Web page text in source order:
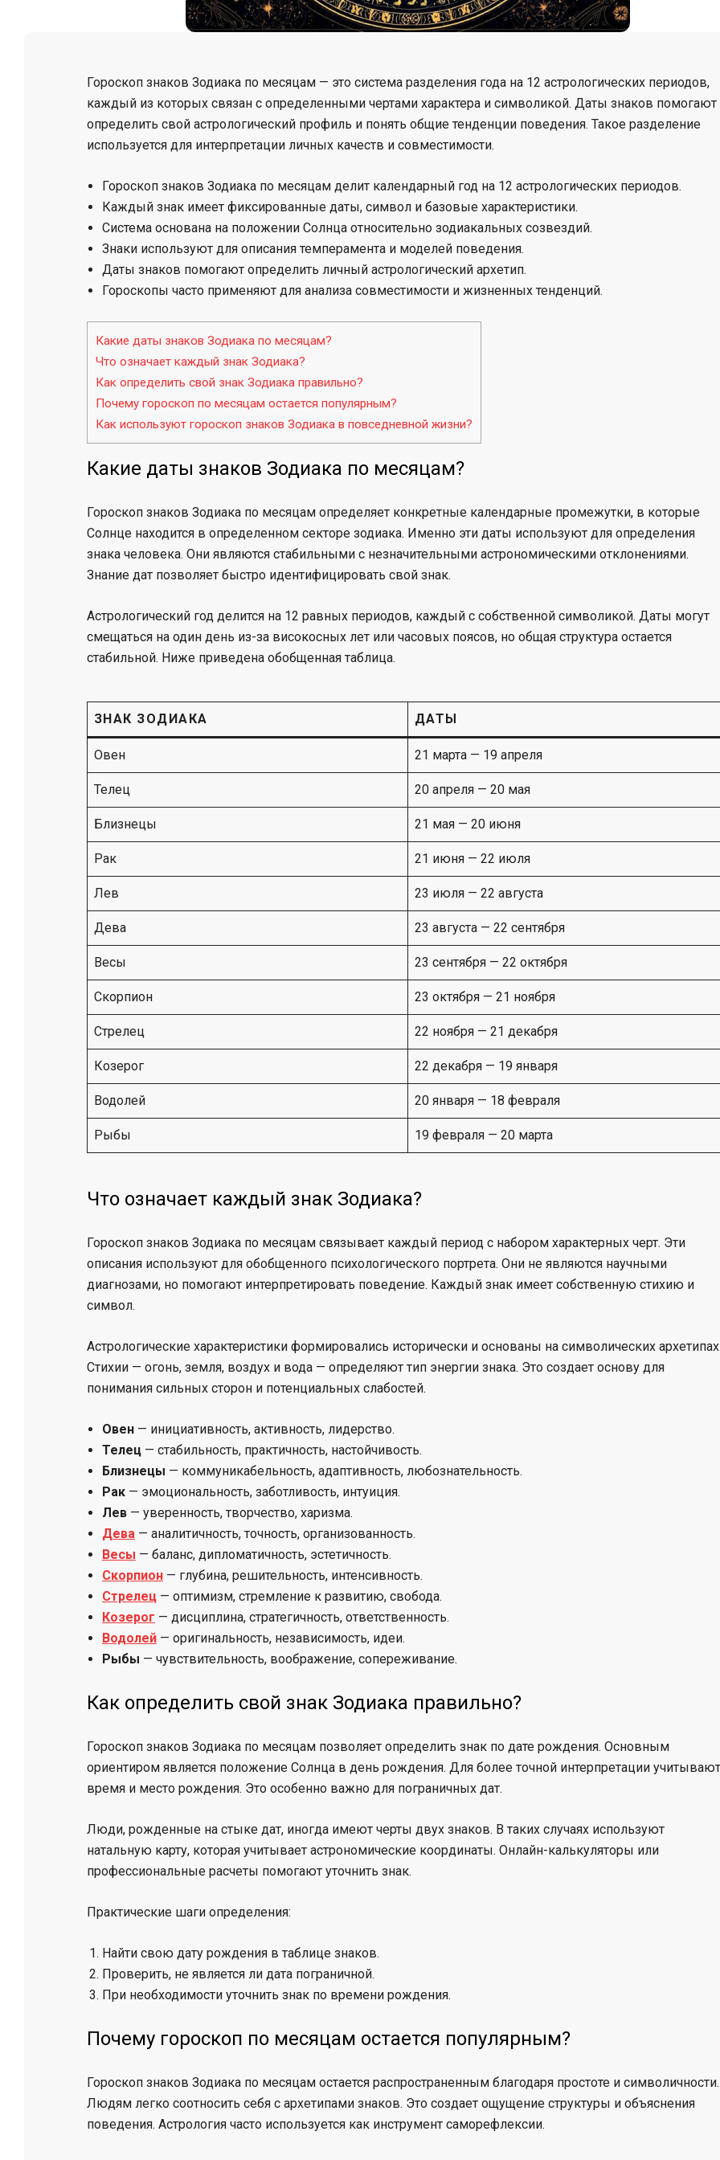
Гороскоп знаков Зодиака по месяцам — это система разделения года на 12 астрологических периодов,
каждый из которых связан с определенными чертами характера и символикой. Даты знаков помогают
определить свой астрологический профиль и понять общие тенденции поведения. Такое разделение
используется для интерпретации личных качеств и совместимости.
Гороскоп знаков Зодиака по месяцам делит календарный год на 12 астрологических периодов.
Каждый знак имеет фиксированные даты, символ и базовые характеристики.
Система основана на положении Солнца относительно зодиакальных созвездий.
Знаки используют для описания темперамента и моделей поведения.
Даты знаков помогают определить личный астрологический архетип.
Гороскопы часто применяют для анализа совместимости и жизненных тенденций.
Какие даты знаков Зодиака по месяцам?
Что означает каждый знак Зодиака?
Как определить свой знак Зодиака правильно?
Почему гороскоп по месяцам остается популярным?
Как используют гороскоп знаков Зодиака в повседневной жизни?
Какие даты знаков Зодиака по месяцам?
Гороскоп знаков Зодиака по месяцам определяет конкретные календарные промежутки, в которые
Солнце находится в определенном секторе зодиака. Именно эти даты используют для определения
знака человека. Они являются стабильными с незначительными астрономическими отклонениями.
Знание дат позволяет быстро идентифицировать свой знак.
Астрологический год делится на 12 равных периодов, каждый с собственной символикой. Даты могут
смещаться на один день из-за високосных лет или часовых поясов, но общая структура остается
стабильной. Ниже приведена обобщенная таблица.
ЗНАК ЗОДИАКА ДАТЫ
Овен 21 марта — 19 апреля
Телец 20 апреля — 20 мая
Близнецы 21 мая — 20 июня
Рак 21 июня — 22 июля
Лев 23 июля — 22 августа
Дева 23 августа — 22 сентября
Весы 23 сентября — 22 октября
Скорпион 23 октября — 21 ноября
Стрелец 22 ноября — 21 декабря
Козерог 22 декабря — 19 января
Водолей 20 января — 18 февраля
Рыбы 19 февраля — 20 марта
Что означает каждый знак Зодиака?
Гороскоп знаков Зодиака по месяцам связывает каждый период с набором характерных черт. Эти
описания используют для обобщенного психологического портрета. Они не являются научными
диагнозами, но помогают интерпретировать поведение. Каждый знак имеет собственную стихию и
символ.
Астрологические характеристики формировались исторически и основаны на символических
Стихии — огонь, земля, воздух и вода — определяют тип энергии знака. Это создает основу для
понимания сильных сторон и потенциальных слабостей.
Овен— инициативность, активность, лидерство.
Телец— стабильность, практичность, настойчивость.
Близнецы — коммуникабельность, адаптивность, любознательность.
Рак— эмоциональность, заботливость, интуиция.
Лев— уверенность, творчество, харизма.
Дева— аналитичность, точность, организованность.
Весы — баланс, дипломатичность, эстетичность.
Скорпион— глубина, решительность, интенсивность.
Стрелец— оптимизм, стремление к развитию, свобода.
Козерог — дисциплина, стратегичность, ответственность.
Водолей— оригинальность, независимость, идеи.
Рыбы — чувствительность, воображение, сопереживание.
Как определить свой знак Зодиака правильно?
Гороскоп знаков Зодиака по месяцам позволяет определить знак по дате рождения. Основным
ориентиром является положение Солнца в день рождения. Для более точной интерпретации учитывают
время и место рождения. Это особенно важно для пограничных дат.
Люди, рожденные на стыке дат, иногда имеют черты двух знаков. В таких случаях используют
натальную карту, которая учитывает астрономические координаты. Онлайн-калькуляторы или
профессиональные расчеты помогают уточнить знак.
Практические шаги определения:
Найти свою дату рождения в таблице знаков.
Проверить, не является ли дата пограничной.
При необходимости уточнить знак по времени рождения.
Почему гороскоп по месяцам остается популярным?
Гороскоп знаков Зодиака по месяцам остается распространенным благодаря простоте и символичности.
Людям легко соотносить себя с архетипами знаков. Это создает ощущение структуры и объяснения
поведения. Астрология часто используется как инструмент саморефлексии.